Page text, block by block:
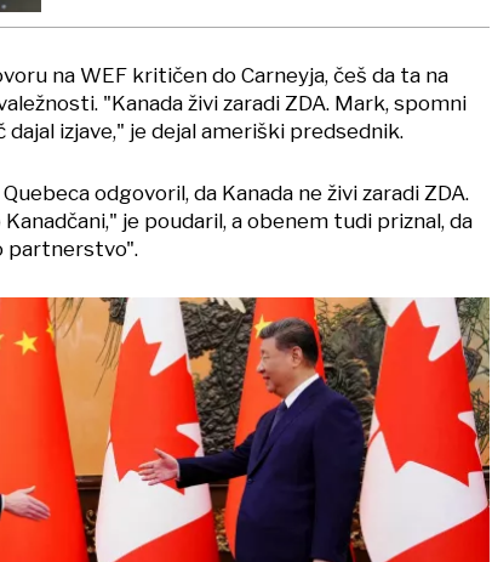
na WEF kritičen do Carneyja, češ da ta na
"Kanada živi zaradi ZDA. Mark, spomni
izjave," je dejal ameriški predsednik.
odgovoril, da Kanada ne živi zaradi ZDA.
je poudaril, a obenem tudi priznal, da
partnerstvo".